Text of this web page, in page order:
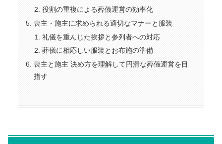
役割の重複による葬儀運営の効率化
喪主・施主に求められる適切なマナーと服装
礼儀を重んじた挨拶と参列者への対応
葬儀に相応しい服装とお布施の準備
喪主と施主 決め方を理解して円滑な葬儀運営を目
指す